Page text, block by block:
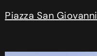
Piazza San Giovanni